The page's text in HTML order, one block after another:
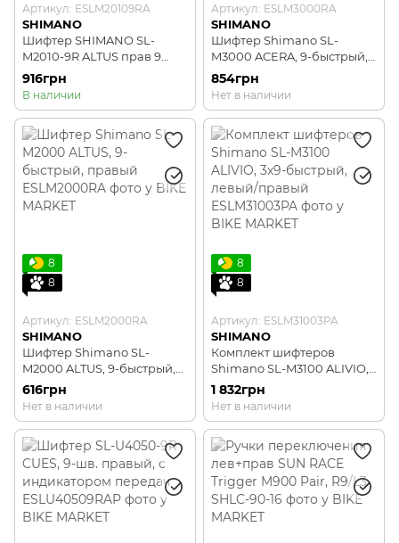
Артикул: ESLM20109RA
SHIMANO
Шифтер SHIMANO SL-
M2010-9R ALTUS прав 9
скоростей. трос
916грн
В наличии
Артикул: ESLM3000RA
SHIMANO
Шифтер Shimano SL-
M3000 ACERA, 9-быстрый,
правый
854грн
Нет в наличии
8
8
Артикул: ESLM2000RA
SHIMANO
Шифтер Shimano SL-
M2000 ALTUS, 9-быстрый,
правый
616грн
Нет в наличии
8
8
Артикул: ESLM31003PA
SHIMANO
Комплект шифтеров
Shimano SL-M3100 ALIVIO,
3х9-быстрый, левый/
правый
1 832грн
Нет в наличии